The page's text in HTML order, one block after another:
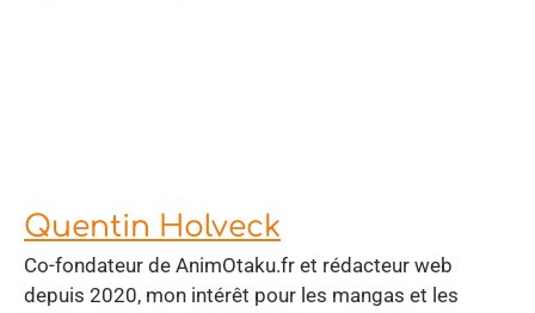
Quentin Holveck
Co-fondateur de AnimOtaku.fr et rédacteur web
depuis 2020, mon intérêt pour les mangas et les